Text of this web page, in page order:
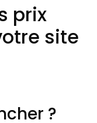
prix
site
?